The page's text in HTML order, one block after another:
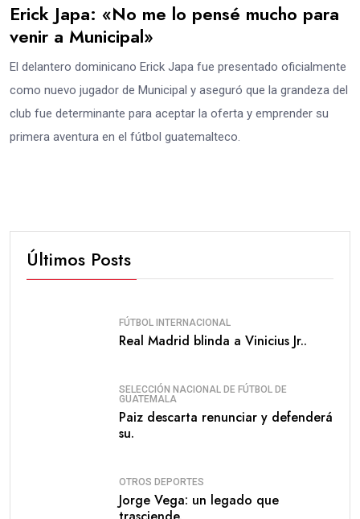
Erick Japa: «No me lo pensé mucho para
venir a Municipal»
El delantero dominicano Erick Japa fue presentado oficialmente
como nuevo jugador de Municipal y aseguró que la grandeza del
club fue determinante para aceptar la oferta y emprender su
primera aventura en el fútbol guatemalteco.
Últimos Posts
FÚTBOL INTERNACIONAL
Real Madrid blinda a Vinicius Jr..
SELECCIÓN NACIONAL DE FÚTBOL DE
GUATEMALA
Paiz descarta renunciar y defenderá
su.
OTROS DEPORTES
Jorge Vega: un legado que